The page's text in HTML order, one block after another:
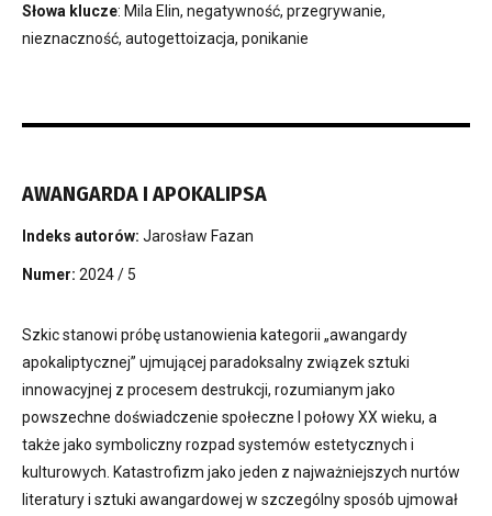
Słowa klucze: Mila Elin, negatywność, przegrywanie,
nieznaczność, autogettoizacja, ponikanie
AWANGARDA I APOKALIPSA
Indeks autorów: Jarosław Fazan
Numer: 2024 / 5
Szkic stanowi próbę ustanowienia kategorii „awangardy
apokaliptycznej” ujmującej paradoksalny związek sztuki
innowacyjnej z procesem destrukcji, rozumianym jako
powszechne doświadczenie społeczne I połowy XX wieku, a
także jako symboliczny rozpad systemów estetycznych i
kulturowych. Katastrofizm jako jeden z najważniejszych nurtów
literatury i sztuki awangardowej w szczególny sposób ujmował